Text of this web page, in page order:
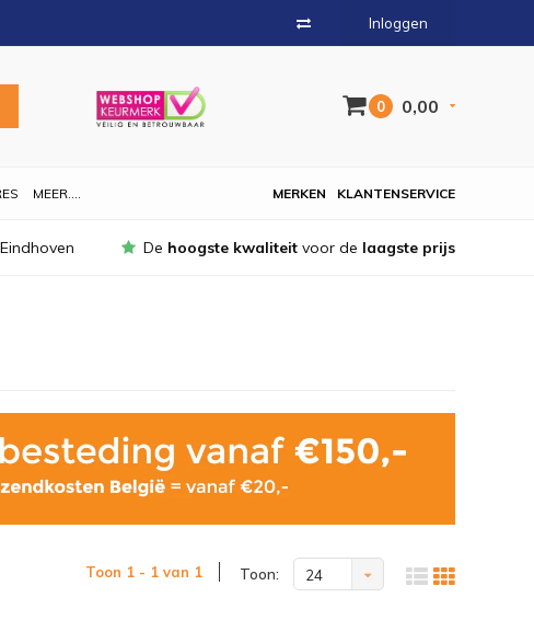
Inloggen
0 0,00
MEER.... KLANTENSERVICE
MERKEN
De hoogste kwaliteit voor de laagste prijs
Toon 1 - 1 van 1 Toon: 24